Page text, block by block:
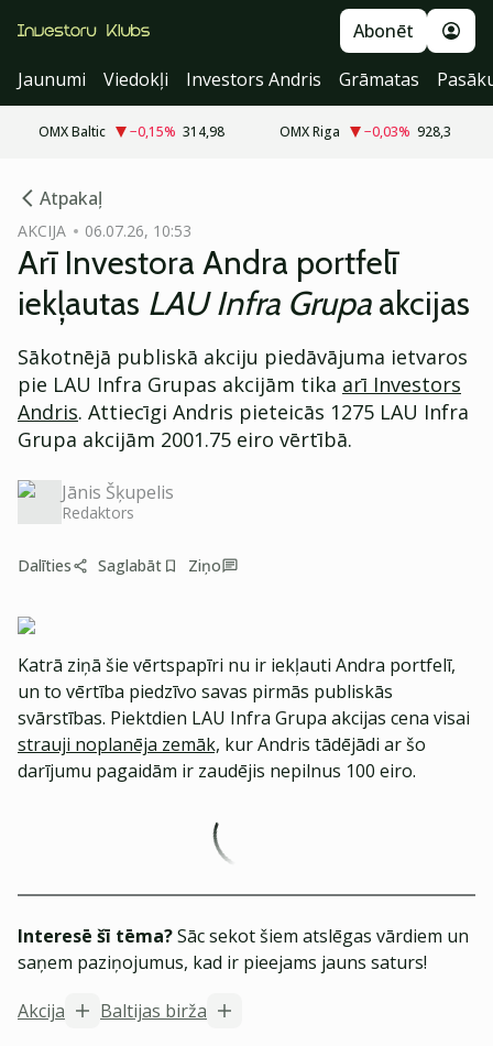
Abonēt
Jaunumi
Viedokļi Investors Andris Grāmatas
OMX Baltic −0,15% 314,98 OMX Riga −0,03% 928,3
Atpakaļ
AKCIJA 06.07.26, 10:53
Arī Investora Andra portfelī
iekļautas LAU Infra Grupaakcijas
Sākotnējā publiskā akciju piedāvājuma ietvaros
pie LAU Infra Grupas akcijām tika arī Investors
Andris. Attiecīgi Andris pieteicās 1275 LAU Infra
Grupa akcijām 2001.75 eiro vērtībā.
Jānis Šķupelis
Redaktors
Dalīties Saglabāt Ziņo
Katrā ziņā šie vērtspapīri nu ir iekļauti Andra portfelī,
un to vērtība piedzīvo savas pirmās publiskās
svārstības. Piektdien LAU Infra Grupa akcijas cena visai
strauji noplanēja zemāk, kur Andris tādējādi ar šo
darījumu pagaidām ir zaudējis nepilnus 100 eiro.
Interesē šī tēma?Sāc sekot šiem atslēgas vārdiem un
saņem paziņojumus, kad ir pieejams jauns saturs!
Akcija
Baltijas birža